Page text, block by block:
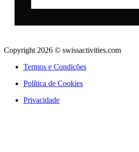
Copyright 2026 © swissactivities.com
Termos e Condições
Política de Cookies
Privacidade